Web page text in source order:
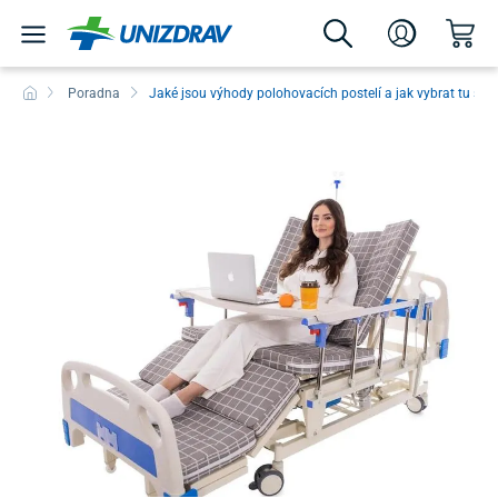
Poradna Jaké jsou výhody polohovacích postelí a jak vybrat tu